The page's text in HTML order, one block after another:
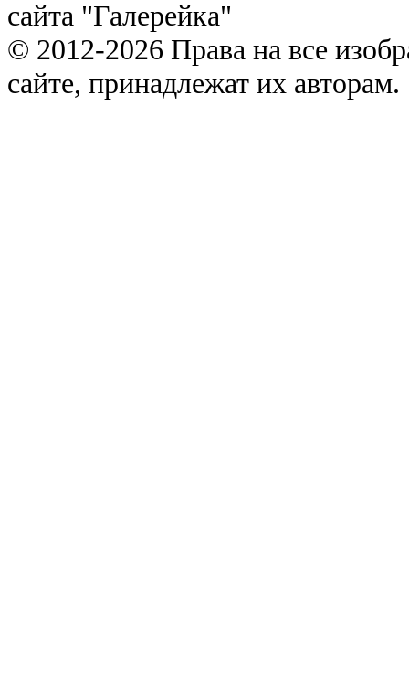
сайта "Галерейка"
© 2012-2026 Права на все
сайте, принадлежат их авторам.